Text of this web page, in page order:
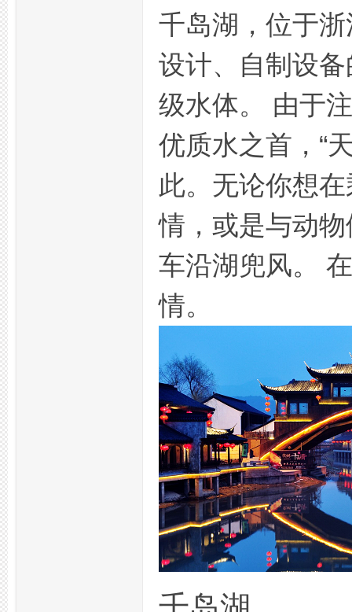
千岛湖，位于
设计、自制设
级水体。 由于
优质水之首，“
此。无论你想
情，或是与动
车沿湖兜风。
情。